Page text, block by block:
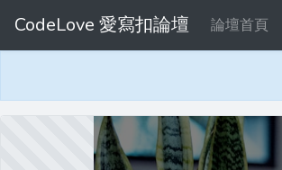
CodeLove 愛寫扣論壇 論壇首頁